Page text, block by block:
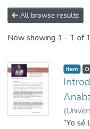
All browse results
Now showing 1 - 1 of 1
Item
(
2024-
“Yo sé